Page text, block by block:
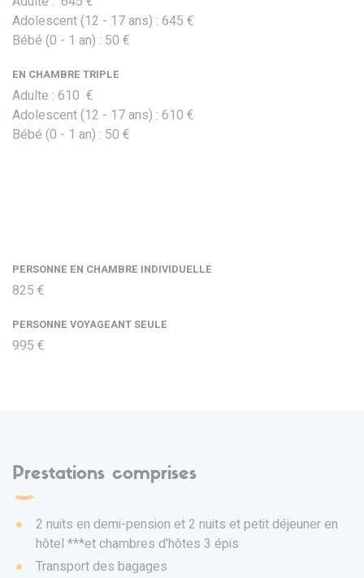
Adolescent (12 - 17 ans) : 645 €
Bébé (0 - 1 an) : 50 €
EN CHAMBRE TRIPLE
Adulte : 610 €
Adolescent (12 - 17 ans) : 610 €
Bébé (0 - 1 an) : 50 €
PERSONNE EN CHAMBRE INDIVIDUELLE
825 €
PERSONNE VOYAGEANT SEULE
995 €
Prestations comprises
2 nuits en demi-pension et 2 nuits et petit déjeuner en
hôtel ***et chambres d'hôtes 3 épis
Transport des bagages